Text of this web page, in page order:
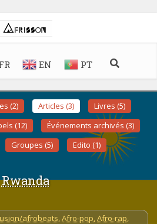
EN PT
(2) Articles (3)
Livres (5)
(12)
Événements archivés (3)
Groupes (5) Edito (1)
Rwanda
afrobeats,Afro-pop,Afro-rap,